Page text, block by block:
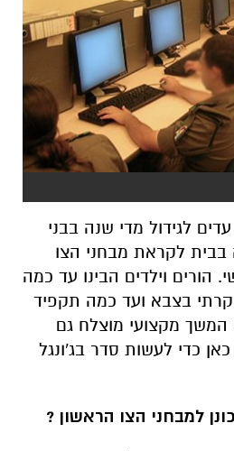
לגידול מדי שנה בבני
בבית לקראת מבחני הצו
הורים וילדים הבינו עד כמה
בצבא ועד כמה תקפיד
המשך מקצועי מוצלח גם
כדי לעשות סדר בג'ונגל
למבחני הצו הראשון ?